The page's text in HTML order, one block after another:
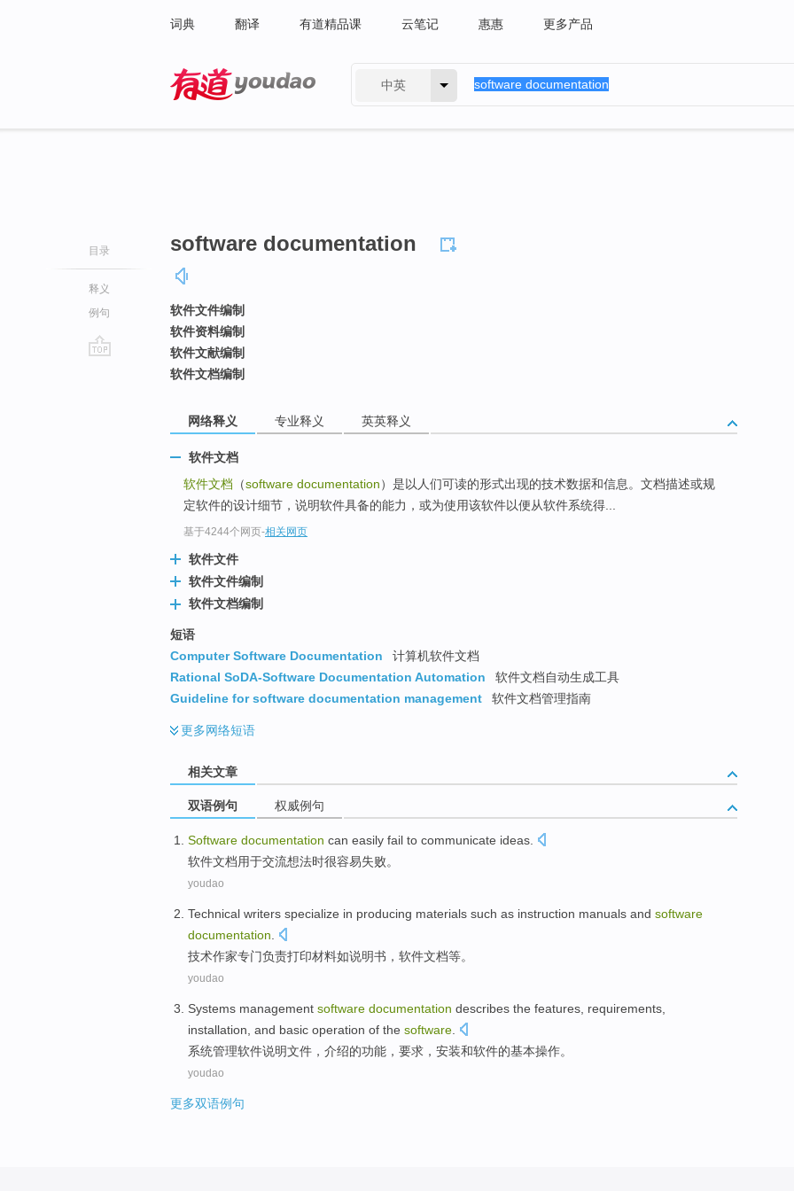
词典 翻译 有道精品课 云笔记 惠惠 更多产品
中英
目录
释义
例句
software documentation
软件文件编制
软件资料编制
软件文献编制
软件文档编制
网络释义 专业释义 英英释义
软件文档
软件文档 （software documentation）是以人们可读的形式出现的技术数据和信息。文档描述或规
定软件的设计细节，说明软件具备的能力，或为使用该软件以便从软件系统得...
基于4244个网页-相关网页
软件文件
软件文件编制
软件文档编制
短语
Computer Software Documentation
计算机软件文档
Rational SoDA-Software Documentation Automation
软件文档自动生成工具
Guideline for software documentation management
软件文档管理指南
更多网络短语
相关文章
双语例句 权威例句
Software documentation can easily fail to communicate ideas.
软件文档用于交流想法时很容易失败。
youdao
Technical writers specialize in producing materials such as instruction manuals and software
documentation
技术作家专门负责打印材料如说明书 ， 软件文档等。
youdao
Systems management software documentation describes the features requirements
installation and basic operation of the software
系统管理软件说明文件 ， 介绍的功能 ， 要求 ， 安装和软件的基本操作。
youdao
更多双语例句